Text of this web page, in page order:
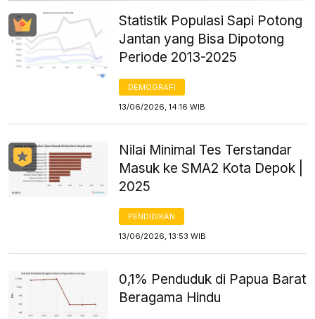
Statistik Populasi Sapi Potong
Jantan yang Bisa Dipotong
Periode 2013-2025
DEMOGRAFI
13/06/2026, 14:16 WIB
Nilai Minimal Tes Terstandar
Masuk ke SMA2 Kota Depok |
2025
PENDIDIKAN
13/06/2026, 13:53 WIB
0,1% Penduduk di Papua Barat
Beragama Hindu